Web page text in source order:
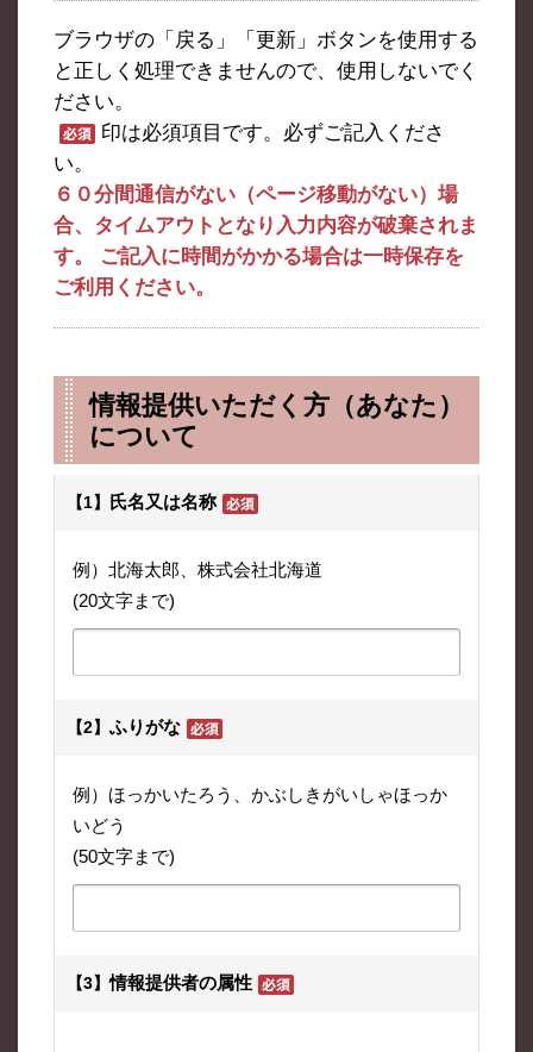
ブラウザの「戻る」「更新」ボタンを使用する
と正しく処理できませんので、使用しないでく
ださい。
印は必須項目です。必ずご記入くださ
い。
６０分間通信がない（ページ移動がない）場
合、タイムアウトとなり入力内容が破棄されま
す。 ご記入に時間がかかる場合は一時保存を
ご利用ください。
情報提供いただく方（あなた）
について
【1】 氏名又は名称
例）北海太郎、株式会社北海道
(20文字まで)
【2】 ふりがな
例）ほっかいたろう、かぶしきがいしゃほっか
いどう
(50文字まで)
【3】情報提供者の属性